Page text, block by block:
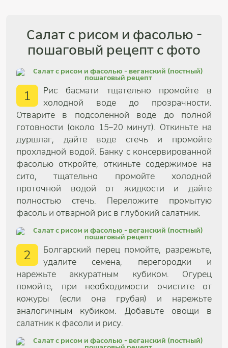
Салат с рисом и фасолью -
пошаговый рецепт с фото
1
Рис басмати тщательно промойте в
холодной воде до прозрачности.
Отварите в подсоленной воде до полной
готовности (около 15–20 минут). Откиньте на
дуршлаг, дайте воде стечь и промойте
прохладной водой. Банку с консервированной
фасолью откройте, откиньте содержимое на
сито, тщательно промойте холодной
проточной водой от жидкости и дайте
полностью стечь. Переложите промытую
фасоль и отварной рис в глубокий салатник.
2
Болгарский перец помойте, разрежьте,
удалите семена, перегородки и
нарежьте аккуратным кубиком. Огурец
помойте, при необходимости очистите от
кожуры (если она грубая) и нарежьте
аналогичным кубиком. Добавьте овощи в
салатник к фасоли и рису.